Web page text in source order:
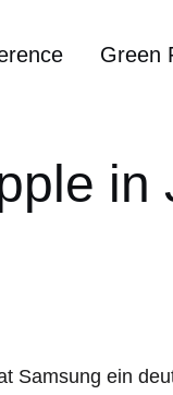
Green
in
Samsung ein